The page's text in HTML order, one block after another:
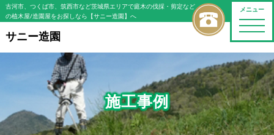
メニュー
toggle
古河市、つくば市、筑西市など茨城県エリアで庭木の伐採・剪定など
の植木屋/造園屋をお探しなら【サニー造園】へ
サニー造園
施工事例